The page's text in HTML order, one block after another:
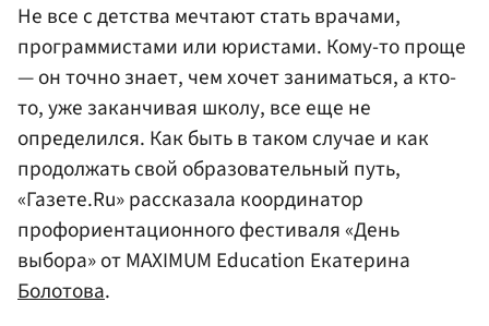
Не все с детства мечтают стать врачами,
программистами или юристами. Кому-то проще
— он точно знает, чем хочет заниматься, а кто-
то, уже заканчивая школу, все еще не
определился. Как быть в таком случае и как
продолжать свой образовательный путь,
«Газете.Ru» рассказала координатор
профориентационного фестиваля «День
выбора» от MAXIMUM Education Екатерина
Болотова.